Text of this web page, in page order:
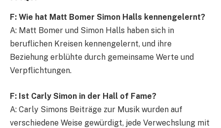
F: Wie hat Matt Bomer Simon Halls kennengelernt?
A: Matt Bomer und Simon Halls haben sich in
beruflichen Kreisen kennengelernt, und ihre
Beziehung erblühte durch gemeinsame Werte und
Verpflichtungen.
F: Ist Carly Simon in der Hall of Fame?
A: Carly Simons Beiträge zur Musik wurden auf
verschiedene Weise gewürdigt, jede Verwechslung mit